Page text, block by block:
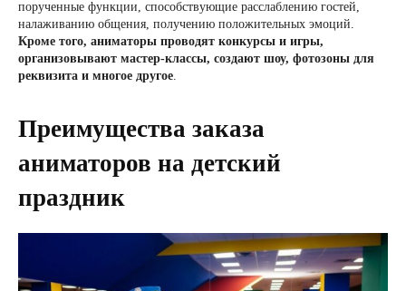
порученные функции, способствующие расслаблению гостей,
налаживанию общения, получению положительных эмоций.
Кроме того, аниматоры проводят конкурсы и игры,
организовывают мастер-классы, создают шоу, фотозоны для
реквизита и многое другое.
Преимущества заказа
аниматоров на детский
праздник